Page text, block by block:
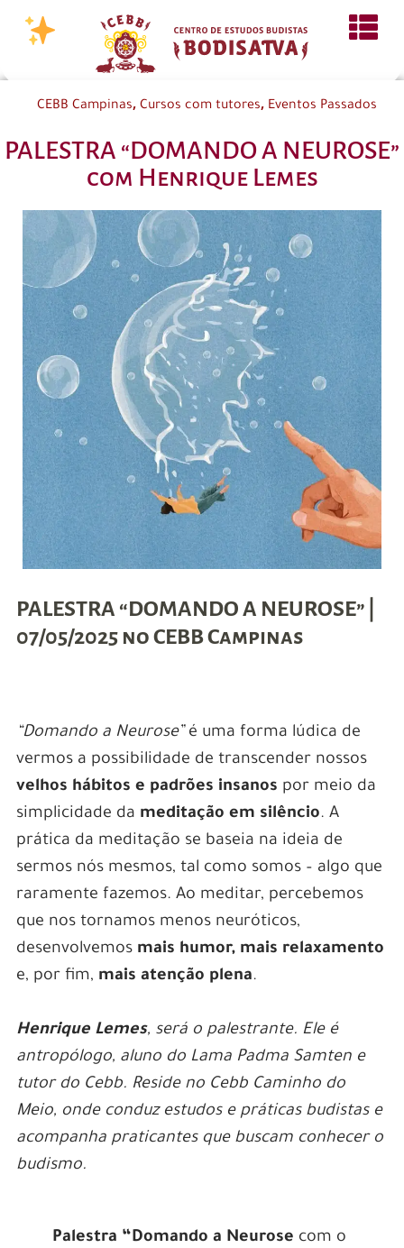
CEBB Campinas, Cursos com tutores, Eventos Passados
PALESTRA “DOMANDO A NEUROSE”
com Henrique Lemes
PALESTRA “DOMANDO A NEUROSE” |
07/05/2025 no CEBB Campinas
“Domando a Neurose”é uma forma lúdica de
vermos a possibilidade de transcender nossos
velhos hábitos e padrões insanos por meio da
simplicidade da meditação em silêncio. A
prática da meditação se baseia na ideia de
sermos nós mesmos, tal como somos – algo que
raramente fazemos. Ao meditar, percebemos
que nos tornamos menos neuróticos,
desenvolvemos mais humor, mais relaxamento
e, por fim, mais atenção plena.
Henrique Lemes, será o palestrante. Ele é
antropólogo, aluno do Lama Padma Samten e
tutor do Cebb. Reside no Cebb Caminho do
Meio, onde conduz estudos e práticas budistas e
acompanha praticantes que buscam conhecer o
budismo.
Palestra “Domando a Neurose com o